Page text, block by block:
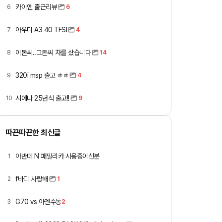
6 카이엔 출근리뷰 6
7 아우디 A3 40 TFSI 4
8 이돈씨..그돈씨 차를 샀습니다 14
9 320i msp 출고 ㅎㅎ 4
10 시에나 25년식 출고!! 9
따끈따끈한 최신글
1 아반떼 N 패밀리카 사용중이신분
2 f바디 사랑해 1
3 G70 vs 아엔수동2